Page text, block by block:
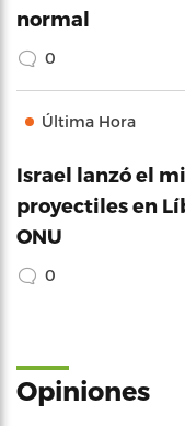
normal
0
Última Hora
Israel lanzó el
proyectiles en
ONU
0
Opiniones